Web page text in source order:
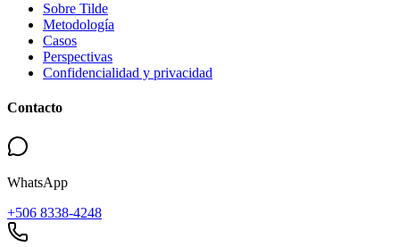
Sobre Tilde
Metodología
Casos
Perspectivas
Confidencialidad y privacidad
Contacto
WhatsApp
+506 8338-4248